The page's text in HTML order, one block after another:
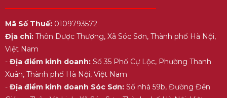
Mã Số Thuế:0109793572
Địa chỉ:Thôn Dược Thượng, Xã Sóc Sơn, Thành phố Hà Nội,
Việt Nam
- Địa điểm kinh doanh:Số 35 Phố Cự Lộc, Phường Thanh
Xuân, Thành phố Hà Nội, Việt Nam
- Địa điểm kinh doanh Sóc Sơn:Số nhà 59b, Đường Đền